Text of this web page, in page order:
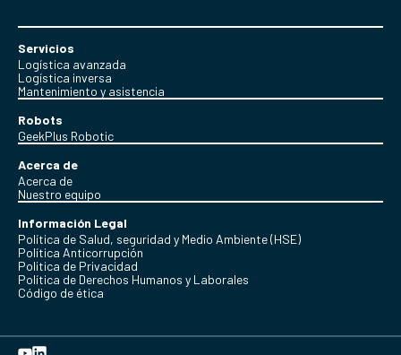
Servicios
Logística avanzada
Logística inversa
Mantenimiento y asistencia
Robots
GeekPlus Robotic
Acerca de
Acerca de
Nuestro equipo
Información Legal
Política de Salud, seguridad y Medio Ambiente (HSE)
Política Anticorrupción
Politica de Privacidad
Política de Derechos Humanos y Laborales
Código de ética